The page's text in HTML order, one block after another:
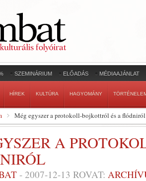
SZEMINÁRIUM ELŐADÁS MÉDIAAJÁNLAT
HÍREK KULTÚRA HAGYOMÁNY
Még egyszer a protokoll-bojkottról és a flódniról
A
- 2007-12-13 ROVAT: